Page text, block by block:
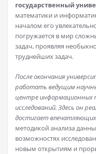
государственный
математики и
началом его
погружается в мир
задач, проявляя
труднейших задач.
После окончания
работать ведущим
центре информационных
исследований. Здесь он
достигает
методикой анализа
возможностях
новым открытиям и